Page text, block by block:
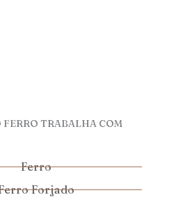
FERRO TRABALHA COM
Ferro
Forjado